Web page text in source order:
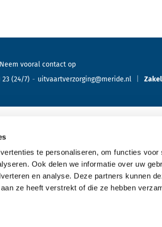
te personaliseren, om functies voor
Ook delen we informatie over uw
en analyse. Deze partners kunnen
ze heeft verstrekt of die ze hebben
vooral contact op
23 (24/7) uitvaartverzorging@meride.nl
aanvragen
met de uitvaartverzorger